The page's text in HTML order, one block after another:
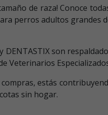
de raza! Conoce
perros adultos
DENTASTIX son
Veterinarios
compras, estás
sin hogar.